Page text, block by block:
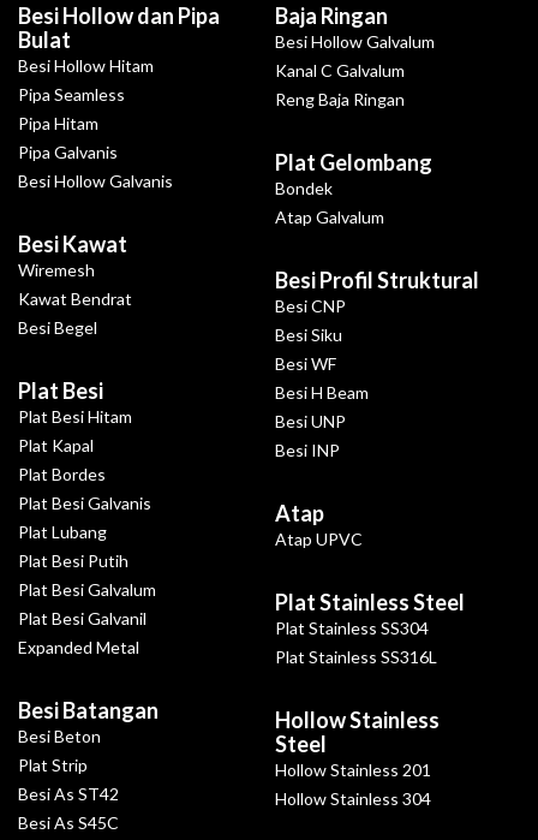
Besi Hollow dan Pipa
Bulat
Besi Hollow Hitam
Pipa Seamless
Pipa Hitam
Pipa Galvanis
Besi Hollow Galvanis
Besi Kawat
Wiremesh
Kawat Bendrat
Besi Begel
Plat Besi
Plat Besi Hitam
Plat Kapal
Plat Bordes
Plat Besi Galvanis
Plat Lubang
Plat Besi Putih
Plat Besi Galvalum
Plat Besi Galvanil
Expanded Metal
Besi Batangan
Besi Beton
Plat Strip
Besi As ST42
Besi As S45C
Baja Ringan
Besi Hollow Galvalum
Kanal C Galvalum
Reng Baja Ringan
Plat Gelombang
Bondek
Atap Galvalum
Besi Profil Struktural
Besi CNP
Besi Siku
Besi WF
Besi H Beam
Besi UNP
Besi INP
Atap
Atap UPVC
Plat Stainless Steel
Plat Stainless SS304
Plat Stainless SS316L
Hollow Stainless
Steel
Hollow Stainless 201
Hollow Stainless 304